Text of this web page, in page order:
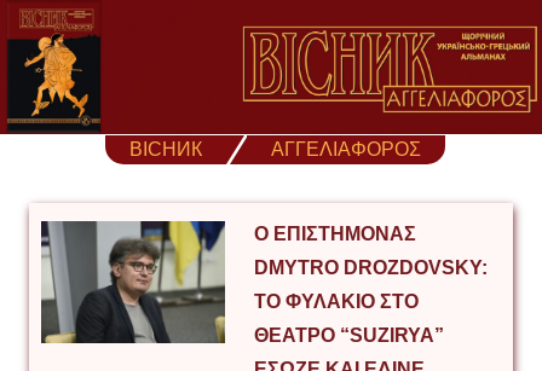
Skip
content
ВІСНИК ΑΓΓΕΛΙΑΦΟΡΟΣ
Ο ΕΠΙΣΤΉΜΟΝΑΣ
DMYTRO DROZDOVSKY:
ΤΟ ΦΥΛΆΚΙΟ ΣΤΟ
ΘΈΑΤΡΟ “SUZIRYA”